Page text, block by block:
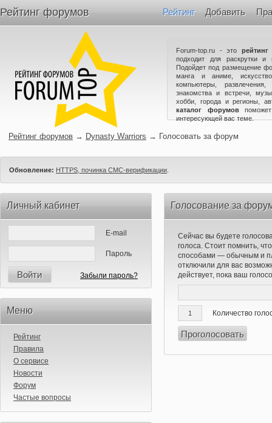
Рейтинг форумов Рейтинг Добавить
Forum-top.ru - это
подходит для раскрутки и
Подойдет под размещение
манга и аниме,
компьютеры,
знакомства и встречи,
хобби, города и регионы,
каталог форумов
интересующей вас теме.
Рейтинг форумов → Dynasty Warriors → Голосовать за форум
Обновление: HTTPS, починка СМС-верификации
Личный кабинет
E-mail
Пароль
Войти Забыли пароль?
Меню
Рейтинг
Правила
О сервисе
Новости
Форум
Частые вопросы
Голосование за
Сейчас вы будете
голоса. Стоит помнить,
способами — обычным и
отключили для вас
действует, пока ваш
Количество